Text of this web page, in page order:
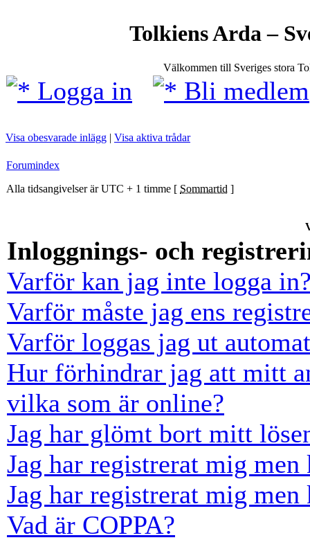
Tolkiens Arda –
Välkommen till Sveriges stora
Logga in Bli medlem
Visa obesvarade inlägg | Visa aktiva trådar
Forumindex
Alla tidsangivelser är UTC + 1 timme [ Sommartid ]
Inloggnings- och
Varför kan jag inte logga
Varför måste jag ens
Varför loggas jag ut
Hur förhindrar jag att mitt
vilka som är online?
Jag har glömt bort mitt
Jag har registrerat mig
Jag har registrerat mig
Vad är COPPA?